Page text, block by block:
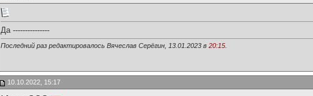
Да ---------------
Последний раз редактировалось Вячеслав Серёгин, 13.01.2023 в 20:15
10.10.2022, 15:17